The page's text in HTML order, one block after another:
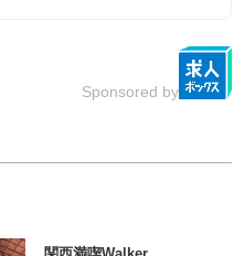
Sponsored by